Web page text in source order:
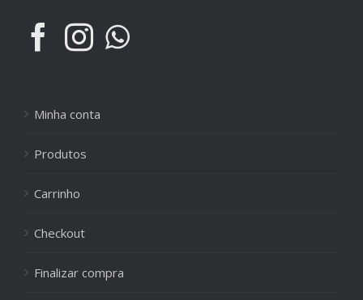
Minha conta
Produtos
Carrinho
Checkout
Finalizar compra